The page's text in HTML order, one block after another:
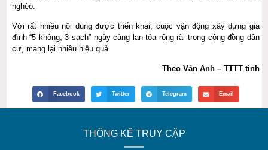
nghèo.
Với rất nhiều nội dung được triển khai, cuộc vận động xây dựng gia
đình “5 không, 3 sạch” ngày càng lan tỏa rộng rãi trong cộng đồng dân
cư, mang lại nhiều hiệu quả.
Theo Vân Anh – TTTT tỉnh
Facebook Twitter Telegram Email
THỐNG KÊ TRUY CẬP